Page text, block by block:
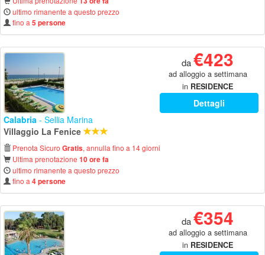
ultimo rimanente a questo prezzo
fino a 5 persone
da€423
ad alloggio a settimana
in RESIDENCE
Dettagli
Calabria - Sellia Marina
Villaggio La Fenice
Prenota Sicuro Gratis, annulla fino a 14 giorni
Ultima prenotazione 10 ore fa
ultimo rimanente a questo prezzo
fino a 4 persone
da€354
ad alloggio a settimana
in RESIDENCE